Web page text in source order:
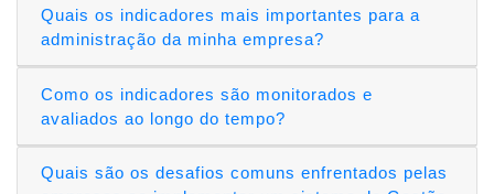
Quais os indicadores mais importantes para a
administração da minha empresa?
Como os indicadores são monitorados e
avaliados ao longo do tempo?
Quais são os desafios comuns enfrentados pelas